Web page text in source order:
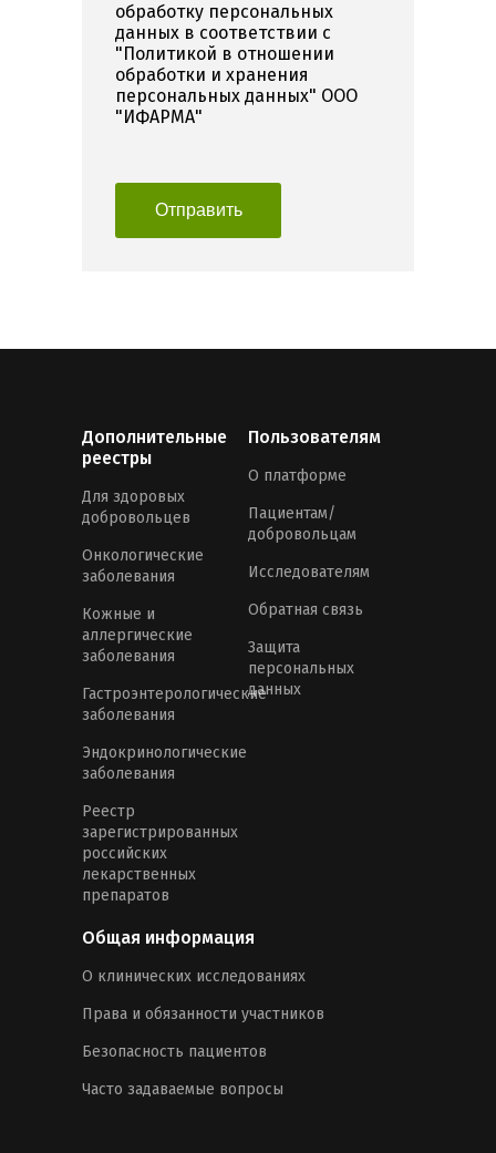
обработку персональных
данных в соответствии с
"Политикой в отношении
обработки и хранения
персональных данных" ООО
"ИФАРМА"
Отправить
Дополнительные
реестры
Для здоровых
добровольцев
Онкологические
заболевания
Кожные и
аллергические
заболевания
Гастроэнтерологические
заболевания
Эндокринологические
заболевания
Реестр
зарегистрированных
российских
лекарственных
препаратов
Пользователям
О платформе
Пациентам/
добровольцам
Исследователям
Обратная связь
Защита
персональных
данных
Общая информация
О клинических исследованиях
Права и обязанности участников
Безопасность пациентов
Часто задаваемые вопросы